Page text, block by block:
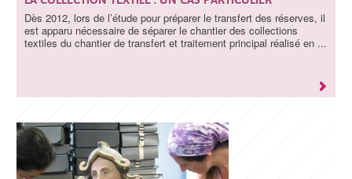
Dès 2012, lors de l’étude pour préparer le transfert des réserves, il
est apparu nécessaire de séparer le chantier des collections
textiles du chantier de transfert et traitement principal réalisé en ...